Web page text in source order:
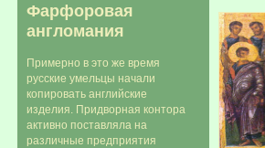
Фарфоровая
англомания
Примерно в это же время
русские умельцы начали
копировать английские
изделия. Придворная контора
активно поставляла на
различные предприятия